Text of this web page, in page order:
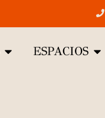
ESPACIOS